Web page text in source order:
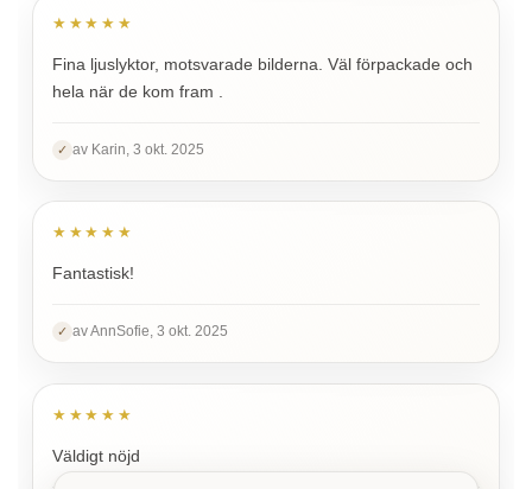
★★★★★
Fina ljuslyktor, motsvarade bilderna. Väl förpackade och
hela när de kom fram .
✓ av Karin, 3 okt. 2025
★★★★★
Fantastisk!
✓ av AnnSofie, 3 okt. 2025
★★★★★
Väldigt nöjd